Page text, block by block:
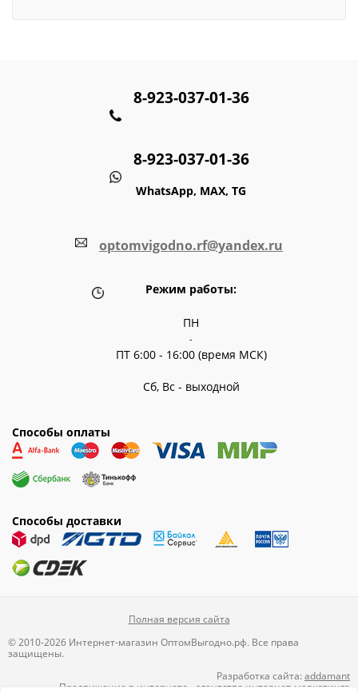
8-923-037-01-36
8-923-037-01-36
WhatsApp, MAX, TG
optomvigodno.rf@yandex.ru
Режим работы:
ПН
-
ПТ 6:00 - 16:00 (время МСК)
Сб, Вс - выходной
Способы оплаты
Способы доставки
Полная версия сайта
© 2010-2026 Интернет-магазин ОптомВыгодно.рф. Все права
защищены.
Разработка сайта: addamant
Продвижение в интернете
агентство интернет-маркетинга